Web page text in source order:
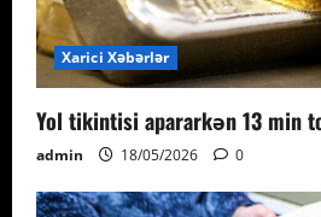
Xarici Xəbərlər
Yol tikintisi apararkən 13 min
admin 18/05/2026 0